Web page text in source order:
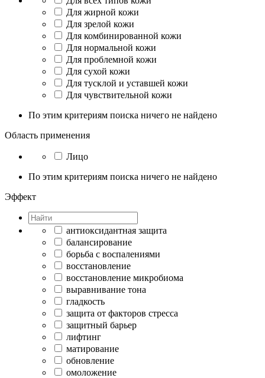
Для жирной кожи
Для зрелой кожи
Для комбинированной кожи
Для нормальной кожи
Для проблемной кожи
Для сухой кожи
Для тусклой и уставшей кожи
Для чувствительной кожи
По этим критериям поиска ничего не найдено
Область применения
Лицо
По этим критериям поиска ничего не найдено
Эффект
антиоксидантная защита
балансирование
борьба с воспалениями
восстановление
восстановление микробиома
выравнивание тона
гладкость
защита от факторов стресса
защитный барьер
лифтинг
матирование
обновление
омоложение